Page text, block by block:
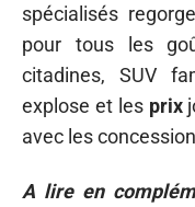
spécialisés
pour tous les
citadines, SUV
explose et les prix
avec les
A lire en